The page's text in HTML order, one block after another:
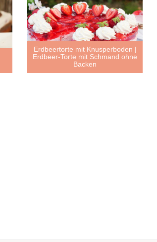
Erdbeertorte mit Knusperboden |
Erdbeer-Torte mit Schmand ohne
Backen